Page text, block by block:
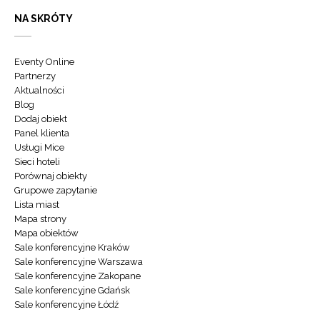
NA SKRÓTY
Eventy Online
Partnerzy
Aktualności
Blog
Dodaj obiekt
Panel klienta
Usługi Mice
Sieci hoteli
Porównaj obiekty
Grupowe zapytanie
Lista miast
Mapa strony
Mapa obiektów
Sale konferencyjne Kraków
Sale konferencyjne Warszawa
Sale konferencyjne Zakopane
Sale konferencyjne Gdańsk
Sale konferencyjne Łódź